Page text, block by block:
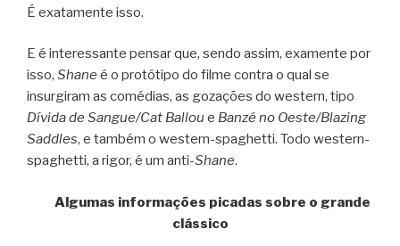
É exatamente isso.
E é interessante pensar que, sendo assim, examente por
isso, Shane é o protótipo do filme contra o qual se
insurgiram as comédias, as gozações do western, tipo
Dívida de Sangue/Cat Ballou e Banzé no Oeste/Blazing
Saddles, e também o western-spaghetti. Todo western-
spaghetti, a rigor, é um anti-Shane.
Algumas informações picadas sobre o grande
clássico